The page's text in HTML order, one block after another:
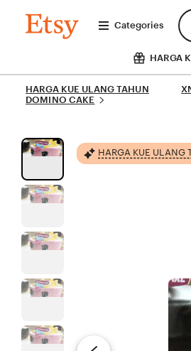
HARGA
KUE
ULANG
CAKE
Categories
or
HARGA
HARGA KUE ULANG TAHUN
DOMINO CAKE
HARGA KUE ULANG